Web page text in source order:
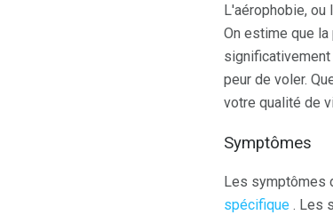
L'aérophobie, ou
On estime que
peur de voler.
votre qualité de
Symptômes
Les symptômes
spécifique . Les